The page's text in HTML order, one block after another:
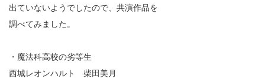
出ていないようでしたので、共演作品を
調べてみました。
・魔法科高校の劣等生
西城レオンハルト 柴田美月